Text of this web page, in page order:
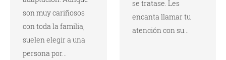
son muy cariñosos
con toda la familia,
suelen elegir a una
persona por...
se tratase. Les
encanta llamar tu
atención con su...